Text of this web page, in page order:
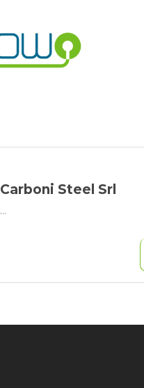
Carboni Steel Srl
...